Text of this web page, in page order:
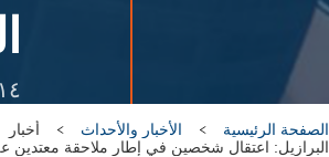
١٤ أبريل، ٢٠٢١
الصفحة الرئيسية الأخبار والأحداث أخبار
البرازيل: اعتقال شخصين في إطار ملاحقة معتدين